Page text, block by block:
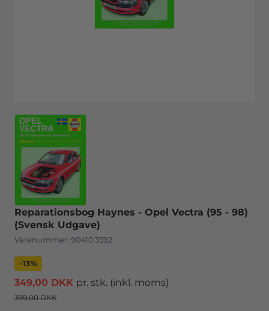
Reparationsbog Haynes - Opel Vectra (95 - 98)
(Svensk Udgave)
Varenummer: 90410 3592
-13%
349,00 DKK pr. stk. (inkl. moms)
399,00 DKK